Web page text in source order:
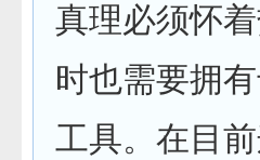
真理必须怀
时也需要拥
工具。在目